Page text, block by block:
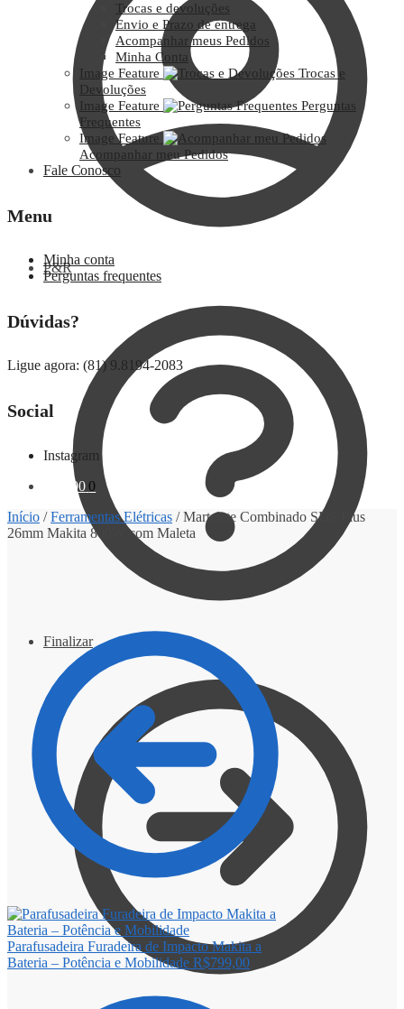
P&R
Finalizar
Trocas e devoluções
Envio e Prazo de entrega
Acompanhar meus Pedidos
Minha Conta
Image Feature
Trocas e
Devoluções
Image Feature
Perguntas
Frequentes
Image Feature
Acompanhar meu Pedidos
Fale Conosco
Menu
Minha conta
Perguntas frequentes
Dúvidas?
Ligue agora: (81) 9.8194-2083
Social
Instagram
0,00 0
Início /Ferramentas Elétricas /Martelete Combinado SDS Plus
26mm Makita 800W com Maleta
Parafusadeira Furadeira de Impacto Makita a
Bateria – Potência e Mobilidade R$799,00